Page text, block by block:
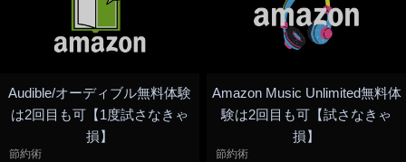
Audible/オーディブル無料体験
は2回目も可【1度試さなきゃ
損】
節約術
Amazon Music Unlimited無料体
験は2回目も可【試さなきゃ
損】
節約術